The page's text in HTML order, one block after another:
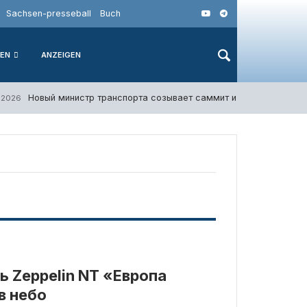
Sachsen-presseball Buch
ANZEIGEN
2026 Новый министр транспорта созывает саммит из-за кризиса
Zeppelin NT «Европа
небо